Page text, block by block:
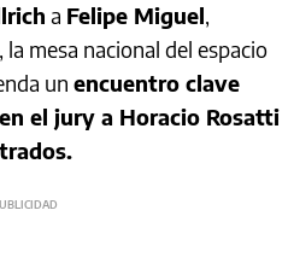
a Felipe Miguel,
mesa nacional del espacio
un encuentro clave
el jury a Horacio Rosatti